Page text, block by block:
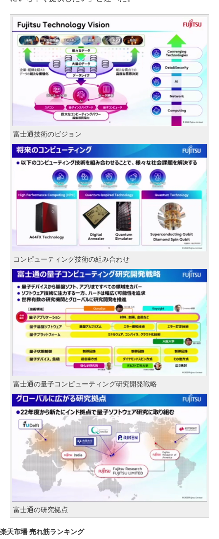
富士通技術のビジョン
コンピューティング技術の組み合わせ
富士通の量子コンピューティング研究開発戦略
富士通の研究拠点
楽天市場 売れ筋ランキング